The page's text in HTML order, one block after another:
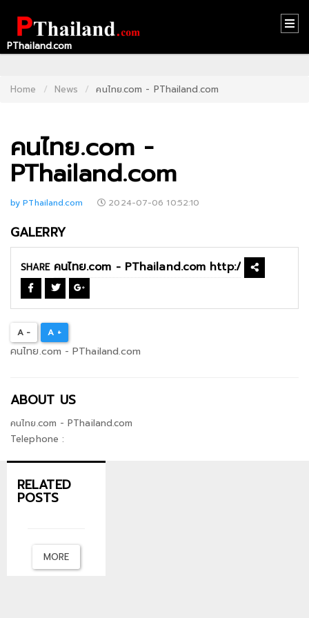
HOME
CONTACT
ABOUT
US
NEWS
LOGIN
REGISTER
PThailand.com
Home News คนไทย.com - PThailand.com
คนไทย.com -
PThailand.com
by PThailand.com 2024-07-06 10:52:10
GALERRY
SHARE
A - A +
คนไทย.com - PThailand.com
ABOUT US
คนไทย.com - PThailand.com
Telephone :
RELATED
POSTS
MORE